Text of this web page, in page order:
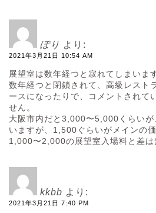
ぽり より:
2021年3月21日 10:54 AM
展望室は数年経つと寂れてしまいま
数年経つと閉鎖されて、高級レスト
ースになったりで、コメントされて
せん。
大阪市内だと3,000〜5,000くらいが
いますが、1,500ぐらいがメインの
1,000〜2,000の展望室入場料と差は
kkbb より:
2021年3月21日 7:40 PM